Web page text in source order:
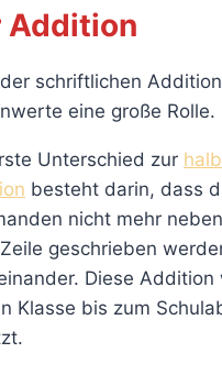
Addition
schriftlichen
eine große Rolle.
Unterschied zur
besteht darin, dass
nicht mehr
geschrieben
Diese
Klasse bis zum